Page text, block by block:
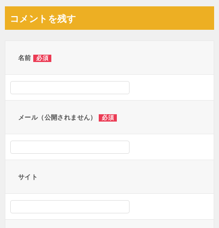
ビ
コメントを残す
名前 必須
メール（公開されません） 必須
サイト